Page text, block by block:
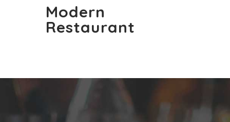
Modern
Restaurant